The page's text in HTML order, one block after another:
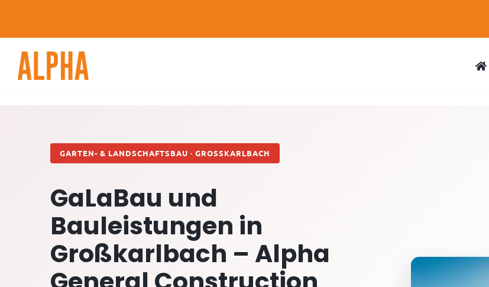
content
GARTEN- & LANDSCHAFTSBAU · GROSSKARLBACH
GaLaBau und
Bauleistungen in
Großkarlbach – Alpha